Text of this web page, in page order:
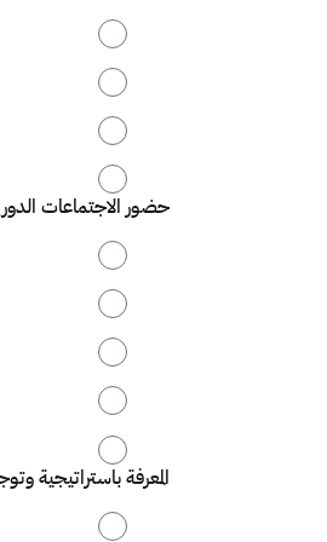
2
3
4
5
حضور الاجتماعات
1
2
3
4
5
المعرفة باستراتيجية
1